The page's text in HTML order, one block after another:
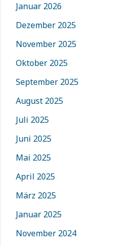
Januar 2026
Dezember 2025
November 2025
Oktober 2025
September 2025
August 2025
Juli 2025
Juni 2025
Mai 2025
April 2025
März 2025
Januar 2025
November 2024